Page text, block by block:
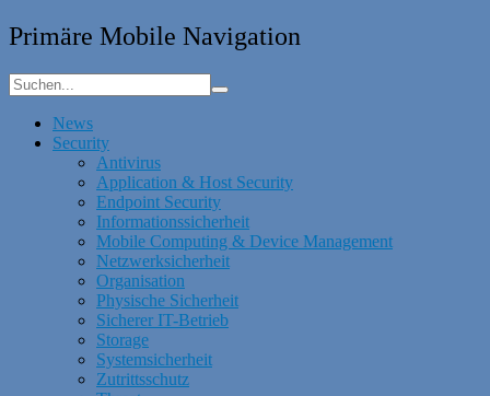
Primäre Mobile Navigation
News
Security
Antivirus
Application & Host Security
Endpoint Security
Informationssicherheit
Mobile Computing & Device Management
Netzwerksicherheit
Organisation
Physische Sicherheit
Sicherer IT-Betrieb
Storage
Systemsicherheit
Zutrittsschutz